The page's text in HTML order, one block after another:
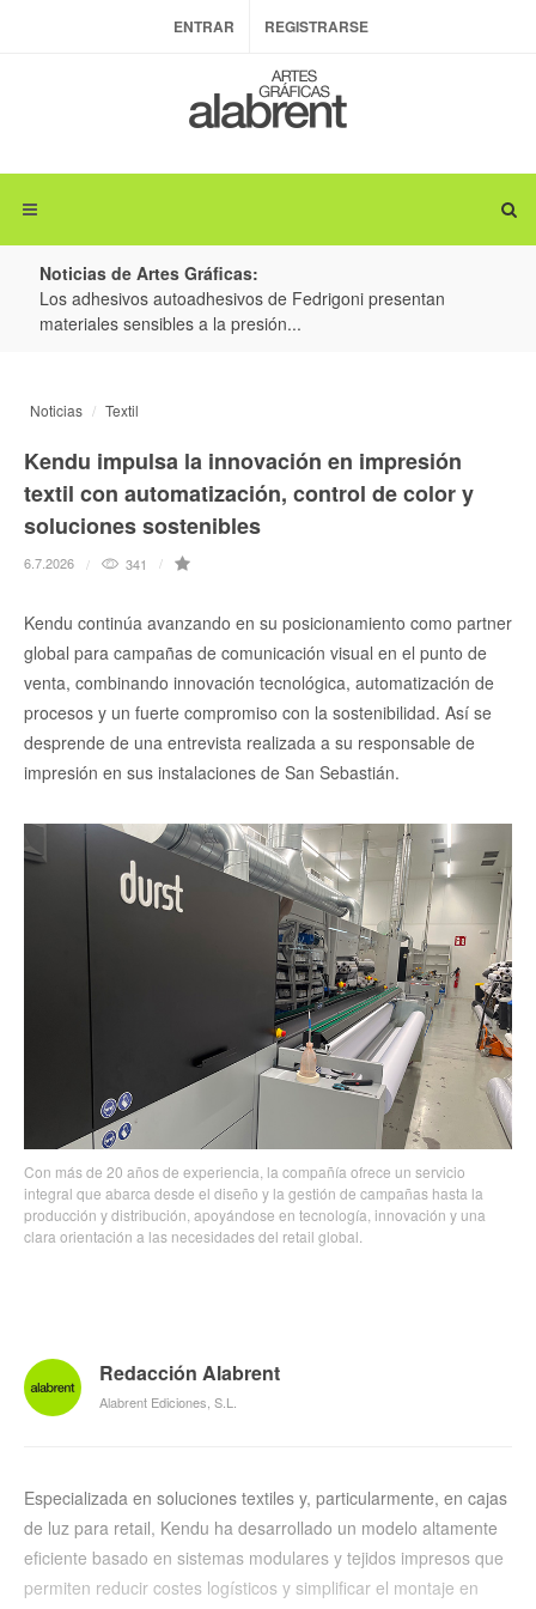
ENTRAR REGISTRARSE
Noticias de Artes Gráficas:
Los adhesivos autoadhesivos de Fedrigoni presentan
materiales sensibles a la presión...
Noticias Textil
Kendu impulsa la innovación en impresión
textil con automatización, control de color y
soluciones sostenibles
6.7.2026 341
Kendu continúa avanzando en su posicionamiento como partner
global para campañas de comunicación visual en el punto de
venta, combinando innovación tecnológica, automatización de
procesos y un fuerte compromiso con la sostenibilidad. Así se
desprende de una entrevista realizada a su responsable de
impresión en sus instalaciones de San Sebastián.
Con más de 20 años de experiencia, la compañía ofrece un servicio
integral que abarca desde el diseño y la gestión de campañas hasta la
producción y distribución, apoyándose en tecnología, innovación y una
clara orientación a las necesidades del retail global.
Redacción Alabrent
Alabrent Ediciones, S.L.
Especializada en soluciones textiles y, particularmente, en cajas
de luz para retail, Kendu ha desarrollado un modelo altamente
eficiente basado en sistemas modulares y tejidos impresos que
permiten reducir costes logísticos y simplificar el montaje en